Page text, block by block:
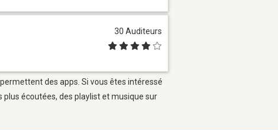
30 Auditeurs
des apps. Si vous êtes intéressé
écoutées, des playlist et musique sur